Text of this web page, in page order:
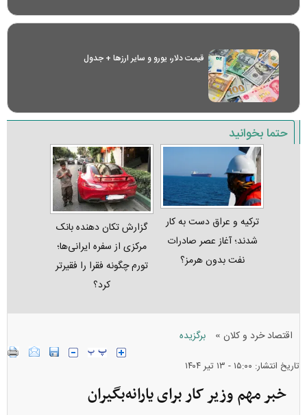
قیمت دلار، یورو و سایر ارز‌ها + جدول
حتما بخوانید
ترکیه و عراق دست به کار
شدند؛ آغاز عصر صادرات
نفت بدون هرمز؟
گزارش تکان‌ دهنده بانک
مرکزی از سفره ایرانی‌ها؛
تورم چگونه فقرا را فقیرتر
کرد؟
اقتصاد خرد و کلان » برگزیده
تاریخ انتشار: ۱۵:۰۰ - ۱۳ تير ۱۴۰۴
خبر مهم وزیر کار برای یارانه‌بگیران